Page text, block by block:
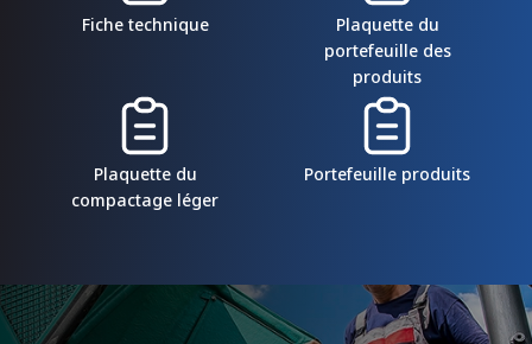
Fiche technique
Plaquette du
portefeuille des
produits
Plaquette du
compactage léger
Portefeuille produits